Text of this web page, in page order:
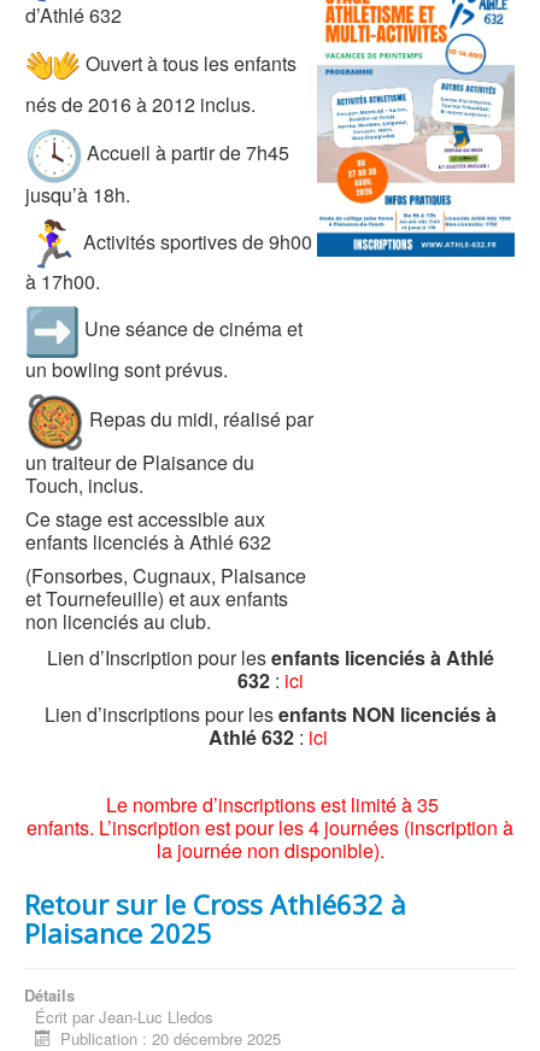
d’Athlé 632
Ouvert à tous les enfants
nés de 2016 à 2012 inclus.
Accueil à partir de 7h45
jusqu’à 18h.
‍ Activités sportives de 9h00
à 17h00.
Une séance de cinéma et
un bowling sont prévus.
Repas du midi, réalisé par
un traiteur de Plaisance du
Touch, inclus.
Ce stage est accessible aux
enfants licenciés à Athlé 632
(Fonsorbes, Cugnaux, Plaisance
et Tournefeuille) et aux enfants
non licenciés au club.
Lien d’Inscription pour lesenfants licenciés à Athlé
632: ici
Lien d’inscriptions pour lesenfants NON licenciés à
Athlé 632: ici
Le nombre d’inscriptions est limité à 35
enfants. L’inscription est pour les 4 journées (inscription à
la journée non disponible).
Retour sur le Cross Athlé632 à
Plaisance 2025
Détails
Écrit par Jean-Luc Lledos
Publication : 20 décembre 2025